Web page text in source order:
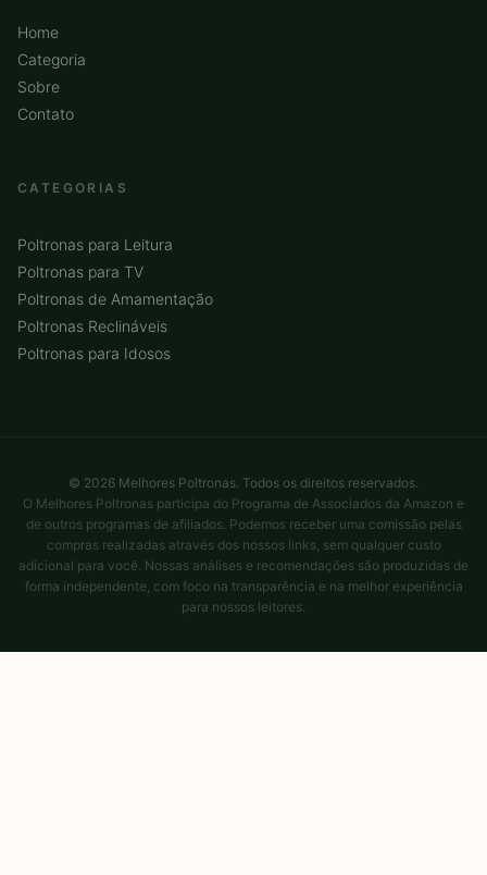
Home
Categoria
Sobre
Contato
CATEGORIAS
Poltronas para Leitura
Poltronas para TV
Poltronas de Amamentação
Poltronas Reclináveis
Poltronas para Idosos
© 2026 Melhores Poltronas. Todos os direitos reservados.
O Melhores Poltronas participa do Programa de Associados da Amazon e
de outros programas de afiliados. Podemos receber uma comissão pelas
compras realizadas através dos nossos links, sem qualquer custo
adicional para você. Nossas análises e recomendações são produzidas de
forma independente, com foco na transparência e na melhor experiência
para nossos leitores.